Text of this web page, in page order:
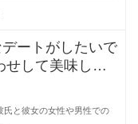
ートがしたいで
せして美味しい
ご
氏と彼女の女性や男性での